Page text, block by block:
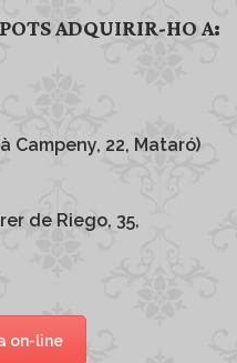
POTS ADQUIRIR-HO A:
Campeny, 22, Mataró)
de Riego, 35,
on-line